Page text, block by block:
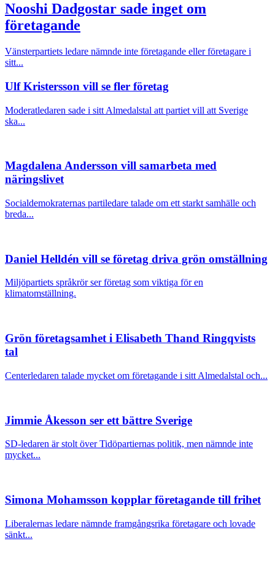
Nooshi Dadgostar sade inget om
företagande
Vänsterpartiets ledare nämnde inte företagande eller företagare i
sitt...
Ulf Kristersson vill se fler företag
Moderatledaren sade i sitt Almedalstal att partiet vill att Sverige
ska...
Magdalena Andersson vill samarbeta med
näringslivet
Socialdemokraternas partiledare talade om ett starkt samhälle och
breda...
Daniel Helldén vill se företag driva grön omställning
Miljöpartiets språkrör ser företag som viktiga för en
klimatomställning.
Grön företagsamhet i Elisabeth Thand Ringqvists
tal
Centerledaren talade mycket om företagande i sitt Almedalstal och...
Jimmie Åkesson ser ett bättre Sverige
SD-ledaren är stolt över Tidöpartiernas politik, men nämnde inte
mycket...
Simona Mohamsson kopplar företagande till frihet
Liberalernas ledare nämnde framgångsrika företagare och lovade
sänkt...